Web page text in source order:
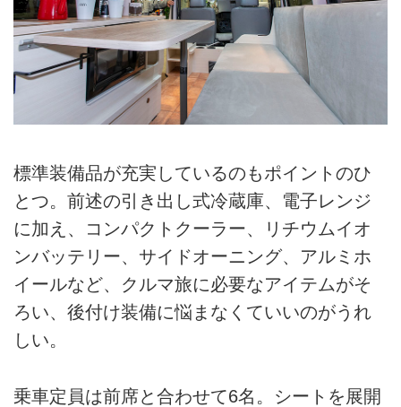
標準装備品が充実しているのもポイントのひ
とつ。前述の引き出し式冷蔵庫、電子レンジ
に加え、コンパクトクーラー、リチウムイオ
ンバッテリー、サイドオーニング、アルミホ
イールなど、クルマ旅に必要なアイテムがそ
ろい、後付け装備に悩まなくていいのがうれ
しい。
乗車定員は前席と合わせて6名。シートを展開